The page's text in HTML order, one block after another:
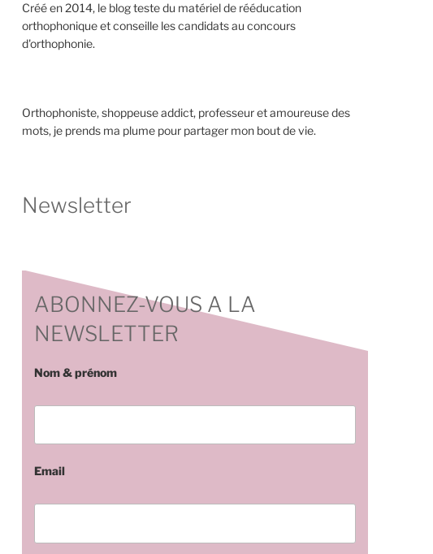
Créé en 2014, le blog teste du matériel de rééducation
orthophonique et conseille les candidats au concours
d'orthophonie.
Orthophoniste, shoppeuse addict, professeur et amoureuse des
mots, je prends ma plume pour partager mon bout de vie.
Newsletter
ABONNEZ-VOUS A LA
NEWSLETTER
Nom & prénom
Email